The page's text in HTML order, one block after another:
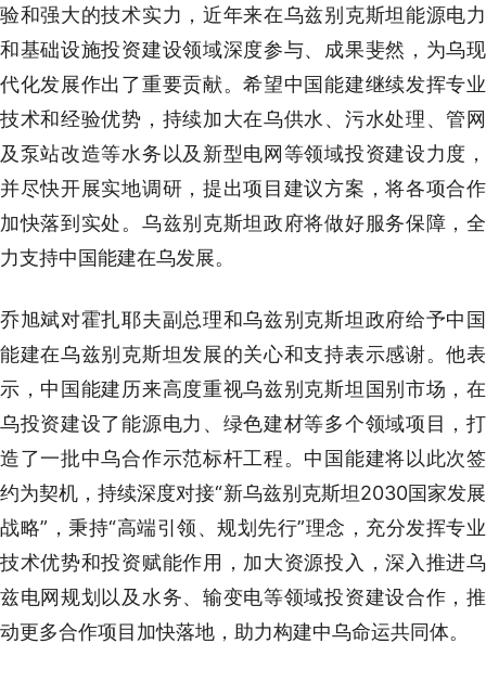
验和强大的技术实力，近年来在乌兹别克斯坦能源电力
和基础设施投资建设领域深度参与、成果斐然，为乌现
代化发展作出了重要贡献。希望中国能建继续发挥专业
技术和经验优势，持续加大在乌供水、污水处理、管网
及泵站改造等水务以及新型电网等领域投资建设力度，
并尽快开展实地调研，提出项目建议方案，将各项合作
加快落到实处。乌兹别克斯坦政府将做好服务保障，全
力支持中国能建在乌发展。
乔旭斌对霍扎耶夫副总理和乌兹别克斯坦政府给予中国
能建在乌兹别克斯坦发展的关心和支持表示感谢。他表
示，中国能建历来高度重视乌兹别克斯坦国别市场，在
乌投资建设了能源电力、绿色建材等多个领域项目，打
造了一批中乌合作示范标杆工程。中国能建将以此次签
约为契机，持续深度对接“新乌兹别克斯坦2030国家发展
战略”，秉持“高端引领、规划先行”理念，充分发挥专业
技术优势和投资赋能作用，加大资源投入，深入推进乌
兹电网规划以及水务、输变电等领域投资建设合作，推
动更多合作项目加快落地，助力构建中乌命运共同体。